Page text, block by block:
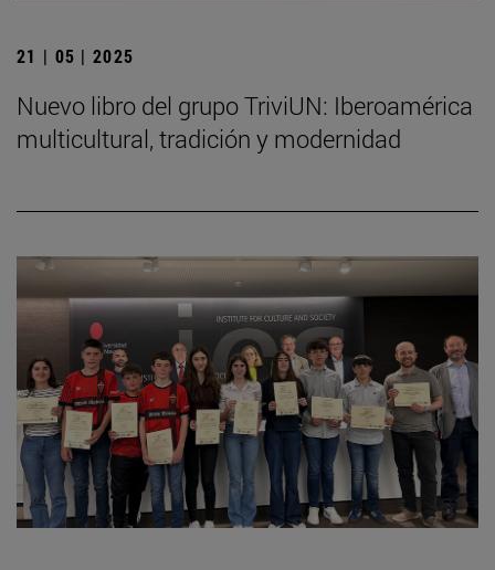
21 | 05 | 2025
Nuevo libro del grupo TriviUN: Iberoamérica
multicultural, tradición y modernidad